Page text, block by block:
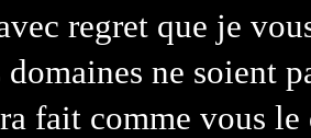
regret que je
domaines ne soient
fait comme vous